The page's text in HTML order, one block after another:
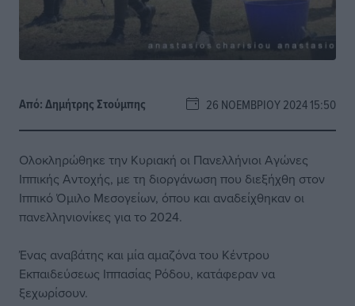
Από:Δημήτρης Στούμπης 26 ΝΟΕΜΒΡΊΟΥ 2024 15:50
Ολοκληρώθηκε την Κυριακή οι Πανελλήνιοι Αγώνες
Ιππικής Αντοχής, με τη διοργάνωση που διεξήχθη στον
Ιππικό Όμιλο Μεσογείων, όπου και αναδείχθηκαν οι
πανελληνιονίκες για το 2024.
Ένας αναβάτης και μία αμαζόνα του Κέντρου
Εκπαιδεύσεως Ιππασίας Ρόδου, κατάφεραν να
ξεχωρίσουν.